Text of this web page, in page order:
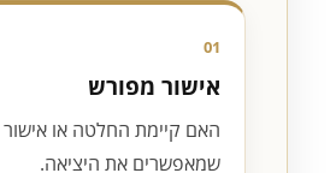
01
אישור מפורש
האם קיימת החלטה או אישור
שמאפשרים את היציאה.